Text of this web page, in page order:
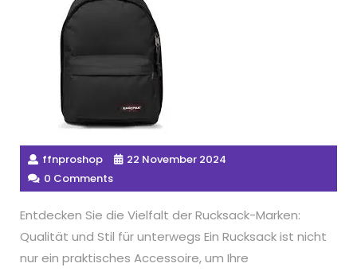
ffnproshop
22 November 2024
0 Comments
Entdecken Sie die Vielfalt der Rucksack-Marken:
Qualität und Stil für unterwegs Ein Rucksack ist nicht
nur ein praktisches Accessoire, um Ihre